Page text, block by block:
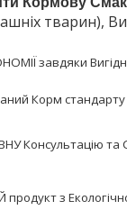
тварин),
завдяки
Корм
Консультацію та
з